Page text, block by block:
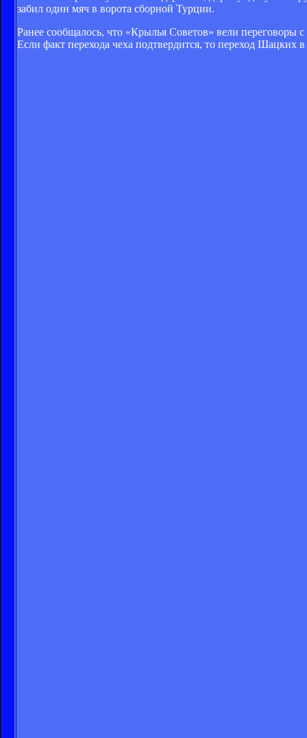
забил один мяч в ворота сборной Турции.
Ранее сообщалось, что «Крылья Советов» вели
Если факт перехода чеха подтвердится, то переход Шацких